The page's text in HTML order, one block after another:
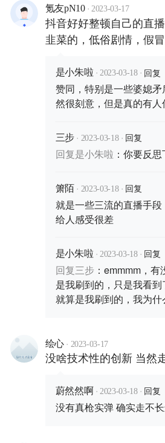
氪友pN10 · 2023-03-17
抖音好好整顿自己的直
韭菜的，低俗剧情，假
是小朱啦 · 2023-03-18 · 回复
赞同，特别是一些婆媳
然很刻意，但是真的有人
三步 · 2023-03-18 · 回复
回复是小朱啦 ： 你要反
箫陌 · 2023-03-18 · 回复
就是一些三流的直播手段
给人感受很差
是小朱啦 · 2023-03-18 · 回复
回复三步： emmmm，有
是我刷到的，只是我看到
就算是我刷到的，我为什
绘心 · 2023-03-17
没啥技术性的创新 当然
蔚然然啊 · 2023-03-18 · 回复
没有真枪实弹 确实走不